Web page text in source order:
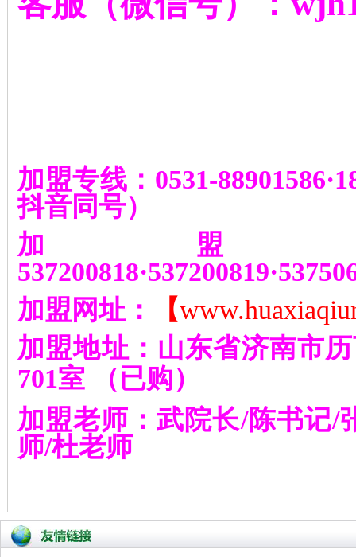
加盟专线： 0531-88901586·
抖音同号）
加盟
537200818·537200819·
加盟网址：
【
加盟地址：山东省济南市
701室
（已购）
加盟老师：武院长/陈书记/
师/杜老师